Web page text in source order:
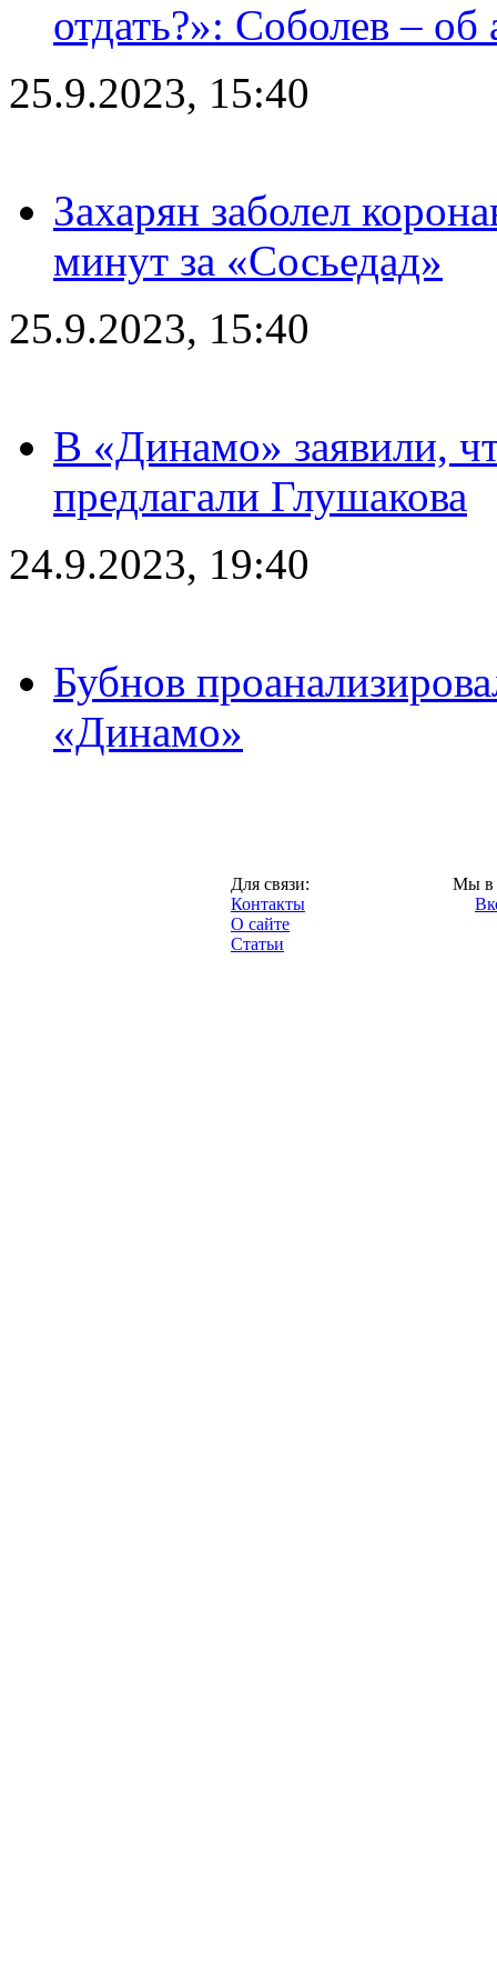
отдать?»: Соболев – об
25.9.2023, 15:40
Захарян заболел
минут за «Сосьедад»
25.9.2023, 15:40
В «Динамо» заявили,
предлагали Глушакова
24.9.2023, 19:40
Бубнов
«Динамо»
Для связи:
Контакты
О сайте
Статьи
Мы в